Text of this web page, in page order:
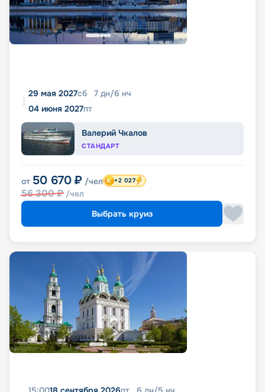
29 мая 2027сб 7 дн/6 нч
04 июня 2027пт
Валерий Чкалов
СТАНДАРТ
от 50 670 ₽ /чел
56 300₽ /чел
+2 027
Выбрать круиз